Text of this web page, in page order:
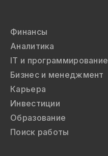
Финансы
Аналитика
IT и программирование
Бизнес и менеджмент
Карьера
Инвестиции
Образование
Поиск работы